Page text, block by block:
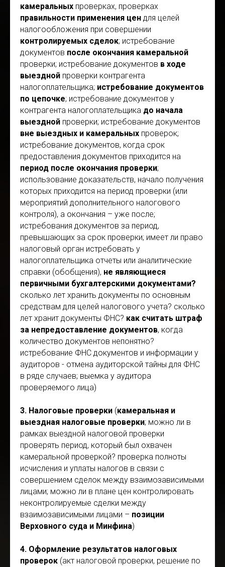
камеральных проверках, проверках
правильности применения цен для целей
налогообложения при совершении
контролируемых сделок; истребование
документов после окончания камеральной
проверки; истребование документов в ходе
выездной проверки контрагента
налогоплательщика; истребование документов
по цепочке; истребование документов у
контрагента налогоплательщика до начала
выездной проверки; истребование документов
вне выездных и камеральных проверок;
истребование документов, когда срок
предоставления документов приходится на
период после окончания проверки;
использование доказательств, начало получения
которых приходится на период проверки (или
мероприятий дополнительного налогового
контроля), а окончания – уже после;
истребования документов за период,
превышающих за срок проверки; имеет ли право
налоговый орган истребовать у
налогоплательщика отчеты или аналитические
справки (обобщения), не являющиеся
первичными бухгалтерскими документами?
сколько лет хранить документы по основным
средствам для целей налогового учета? сколько
лет хранит документы ФНС? как считать штраф
за непредоставление документов, когда
количество документов непонятно?
истребование ФНС документов и информации у
аудиторов - отмена аудиторской тайны для ФНС
в ряде случаев; выемка у аудитора
проверяемого лица)
3. Налоговые проверки (камеральная и
выездная налоговые проверки; можно ли в
рамках выездной налоговой проверки
проверять период, который был охвачен
камеральной проверкой? проверка полноты
исчисления и уплаты налогов в связи с
совершением сделок между взаимозависимыми
лицами; можно ли в плане цен контролировать
неконтролируемые сделки между
взаимозависимыми лицами – позиции
Верховного суда и Минфина)
4. Оформление результатов налоговых
проверок (акт налоговой проверки, решение по